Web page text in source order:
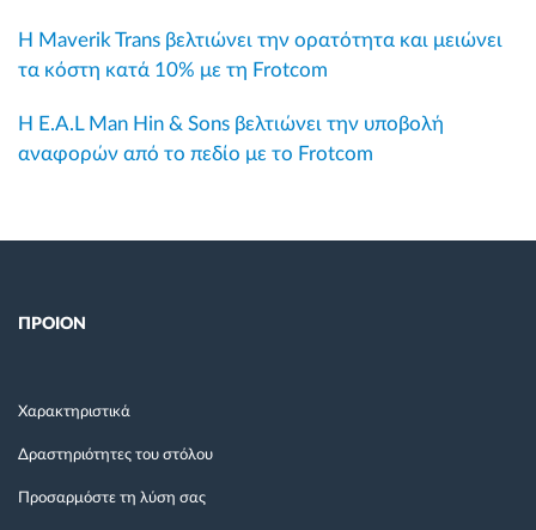
Η Maverik Trans βελτιώνει την ορατότητα και μειώνει
τα κόστη κατά 10% με τη Frotcom
Η E.A.L Man Hin & Sons βελτιώνει την υποβολή
αναφορών από το πεδίο με το Frotcom
ΠΡΟΙΟΝ
Χαρακτηριστικά
Δραστηριότητες του στόλου
Προσαρμόστε τη λύση σας